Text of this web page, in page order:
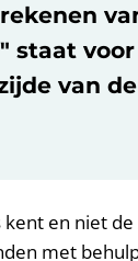
staat
van
en niet
met